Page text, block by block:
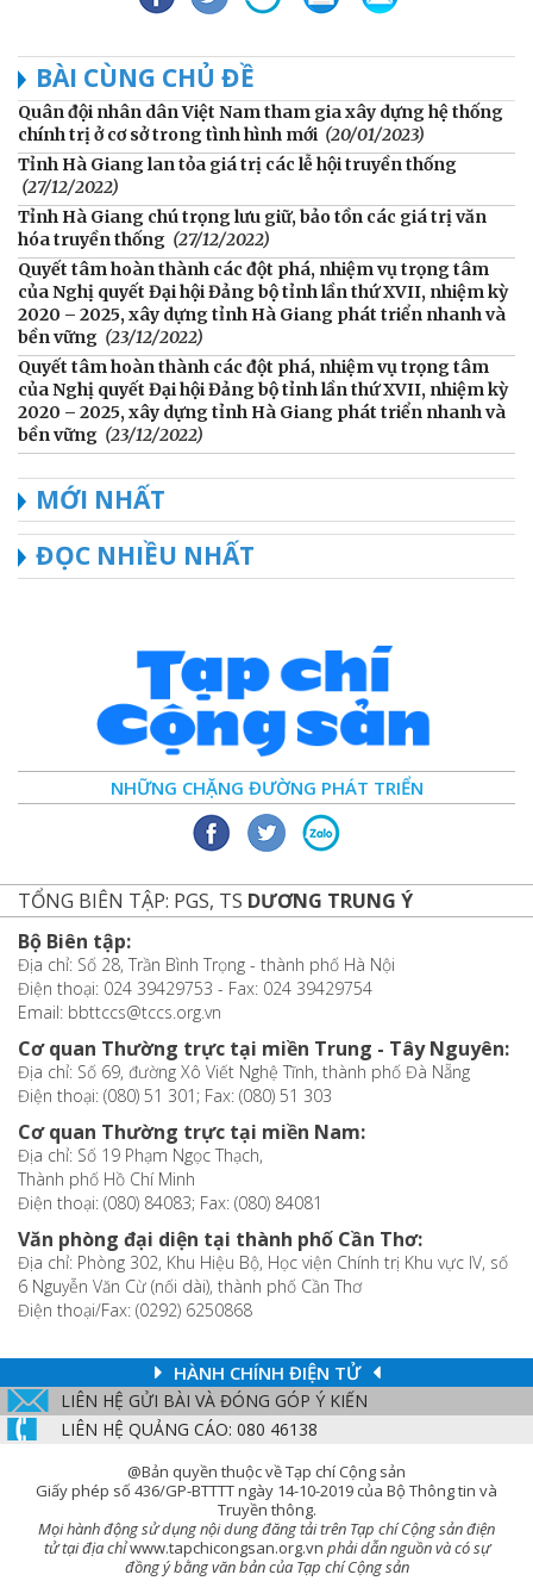
BÀI CÙNG CHỦ ĐỀ
Quân đội nhân dân Việt Nam tham gia xây dựng hệ thống
chính trị ở cơ sở trong tình hình mới (20/01/2023)
Tỉnh Hà Giang lan tỏa giá trị các lễ hội truyền thống
(27/12/2022)
Tỉnh Hà Giang chú trọng lưu giữ, bảo tồn các giá trị văn
hóa truyền thống (27/12/2022)
Quyết tâm hoàn thành các đột phá, nhiệm vụ trọng tâm
của Nghị quyết Đại hội Đảng bộ tỉnh lần thứ XVII, nhiệm kỳ
2020 – 2025, xây dựng tỉnh Hà Giang phát triển nhanh và
bền vững (23/12/2022)
Quyết tâm hoàn thành các đột phá, nhiệm vụ trọng tâm
của Nghị quyết Đại hội Đảng bộ tỉnh lần thứ XVII, nhiệm kỳ
2020 – 2025, xây dựng tỉnh Hà Giang phát triển nhanh và
bền vững (23/12/2022)
MỚI NHẤT
ĐỌC NHIỀU NHẤT
NHỮNG CHẶNG ĐƯỜNG PHÁT TRIỂN
TỔNG BIÊN TẬP: PGS, TS DƯƠNG TRUNG Ý
Bộ Biên tập:
Địa chỉ: Số 28, Trần Bình Trọng - thành phố Hà Nội
Điện thoại: 024 39429753 - Fax: 024 39429754
Email: bbttccs@tccs.org.vn
Cơ quan Thường trực tại miền Trung - Tây Nguyên:
Địa chỉ: Số 69, đường Xô Viết Nghệ Tĩnh, thành phố Đà Nẵng
Điện thoại: (080) 51 301; Fax: (080) 51 303
Cơ quan Thường trực tại miền Nam:
Địa chỉ: Số 19 Phạm Ngọc Thạch,
Thành phố Hồ Chí Minh
Điện thoại: (080) 84083; Fax: (080) 84081
Văn phòng đại diện tại thành phố Cần Thơ:
Địa chỉ: Phòng 302, Khu Hiệu Bộ, Học viện Chính trị Khu vực IV, số
6 Nguyễn Văn Cừ (nối dài), thành phố Cần Thơ
Điện thoại/Fax: (0292) 6250868
HÀNH CHÍNH ĐIỆN TỬ
LIÊN HỆ GỬI BÀI VÀ ĐÓNG GÓP Ý KIẾN
LIÊN HỆ QUẢNG CÁO: 080 46138
@Bản quyền thuộc về Tạp chí Cộng sản
Giấy phép số 436/GP-BTTTT ngày 14-10-2019 của Bộ Thông tin và
Truyền thông.
Mọi hành động sử dụng nội dung đăng tải trên Tạp chí Cộng sản điện
tử tại địa chỉwww.tapchicongsan.org.vn phải dẫn nguồn và có sự
đồng ý bằng văn bản của Tạp chí Cộng sản